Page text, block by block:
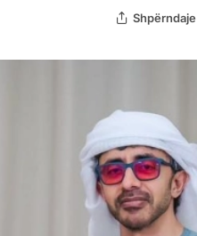
Shpërndaje